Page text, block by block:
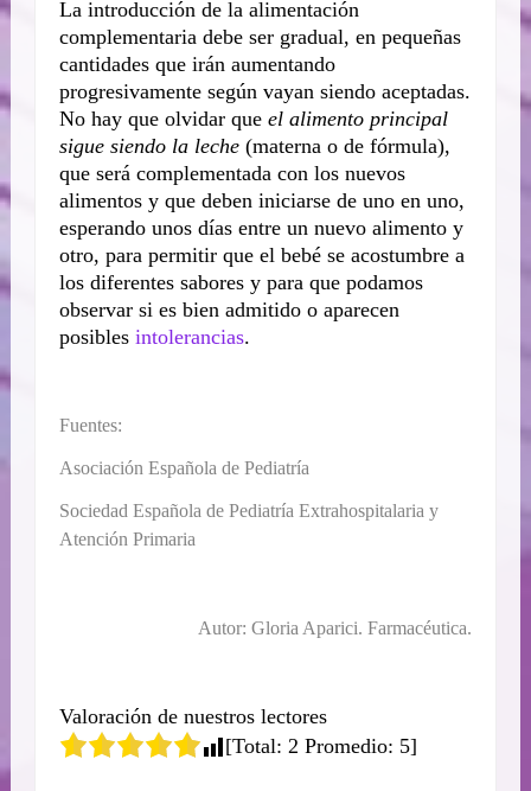
La introducción de la alimentación
complementaria debe ser gradual, en pequeñas
cantidades que irán aumentando
progresivamente según vayan siendo aceptadas.
No hay que olvidar que el alimento principal
sigue siendo la leche(materna o de fórmula),
que será complementada con los nuevos
alimentos y que deben iniciarse de uno en uno,
esperando unos días entre un nuevo alimento y
otro, para permitir que el bebé se acostumbre a
los diferentes sabores y para que podamos
observar si es bien admitido o aparecen
posibles intolerancias.
Fuentes:
Asociación Española de Pediatría
Sociedad Española de Pediatría Extrahospitalaria y
Atención Primaria
Autor: Gloria Aparici. Farmacéutica.
Valoración de nuestros lectores
[Total: 2 Promedio: 5]